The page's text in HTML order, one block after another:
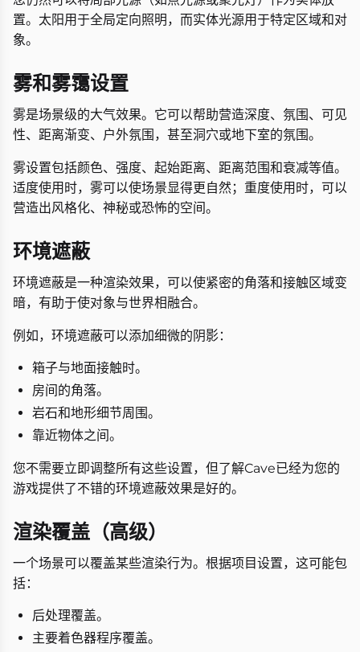
置。太阳用于全局定向照明，而实体光源用于特定区域和对
象。
雾和雾霭设置
雾是场景级的大气效果。它可以帮助营造深度、氛围、可见
性、距离渐变、户外氛围，甚至洞穴或地下室的氛围。
雾设置包括颜色、强度、起始距离、距离范围和衰减等值。
适度使用时，雾可以使场景显得更自然；重度使用时，可以
营造出风格化、神秘或恐怖的空间。
环境遮蔽
环境遮蔽是一种渲染效果，可以使紧密的角落和接触区域变
暗，有助于使对象与世界相融合。
例如，环境遮蔽可以添加细微的阴影：
箱子与地面接触时。
房间的角落。
岩石和地形细节周围。
靠近物体之间。
您不需要立即调整所有这些设置，但了解Cave已经为您的
游戏提供了不错的环境遮蔽效果是好的。
渲染覆盖（高级）
一个场景可以覆盖某些渲染行为。根据项目设置，这可能包
括：
后处理覆盖。
主要着色器程序覆盖。